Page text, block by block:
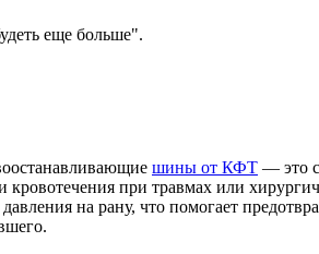
еще больше".
шины от КФТ — это
кровотечения при травмах или
на рану, что помогает